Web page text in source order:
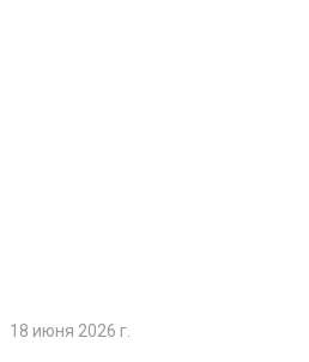
18 июня 2026 г.